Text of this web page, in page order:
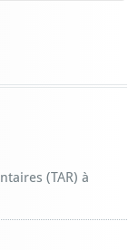
(TAR) à